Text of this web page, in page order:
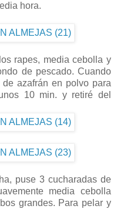
hora.
rapes, media cebolla y
de pescado. Cuando
azafrán en polvo para
10 min. y retiré del
puse 3 cucharadas de
media cebolla
grandes. Para pelar y